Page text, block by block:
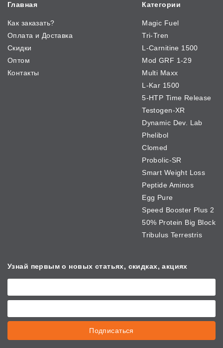
Главная
Как заказать?
Оплата и Доставка
Скидки
Оптом
Контакты
Категории
Magic Fuel
Tri-Tren
L-Carnitine 1500
Mod GRF 1-29
Multi Maxx
L-Kar 1500
5-HTP Time Release
Testogen-XR
Dynamic Dev. Lab
Phelibol
Clomed
Probolic-SR
Smart Weight Loss
Peptide Aminos
Egg Pure
Speed Booster Plus 2
50% Protein Big Block
Tribulus Terrestris
Узнай первым о новых статьях, скидках, акциях
Подписаться